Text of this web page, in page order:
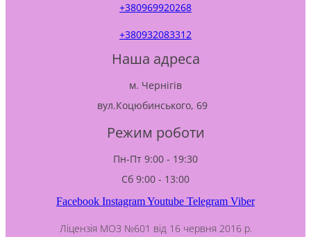
+380969920268
+380932083312
Наша адреса
м. Чернігів
вул.Коцюбинського, 69
Режим роботи
Пн-Пт 9:00 - 19:30
Сб 9:00 - 13:00
Facebook InstagramYoutube Telegram Viber
Ліцензія МОЗ №601 від 16 червня 2016 р.